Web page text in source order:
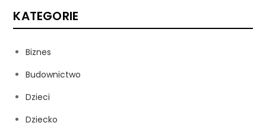
KATEGORIE
Biznes
Budownictwo
Dzieci
Dziecko